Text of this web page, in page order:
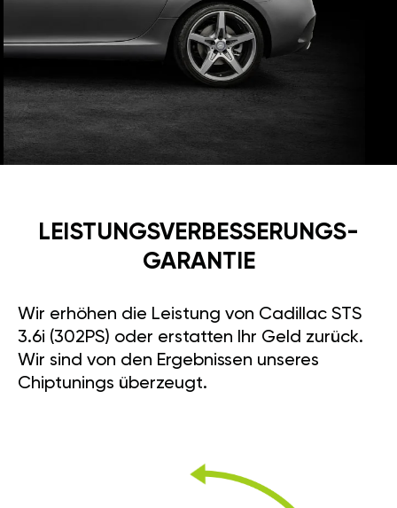
LEISTUNGSVERBESSE­RUNGS­
GARANTIE
Wir erhöhen die Leistung von Cadillac STS
3.6i (302PS) oder erstatten Ihr Geld zurück.
Wir sind von den Ergebnissen unseres
Chiptunings überzeugt.